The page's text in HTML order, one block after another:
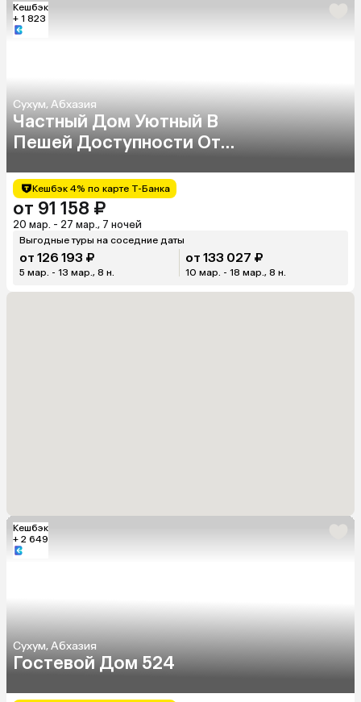
Кешбэк
+ 1 823
Сухум, Абхазия
Частный Дом Уютный В
Пешей Доступности От
Кешбэк 4% по карте Т-Банка
от 91 158 ₽
20 мар. - 27 мар., 7 ночей
Выгодные туры на соседние даты
от 126 193 ₽
5 мар. - 13 мар., 8 н.
от 133 027 ₽
10 мар. - 18 мар., 8 н.
Кешбэк
+ 2 649
Сухум, Абхазия
Гостевой Дом 524